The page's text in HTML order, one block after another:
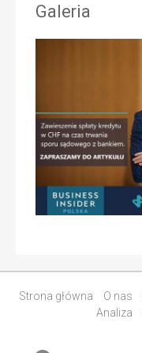
Galeria
Strona główna O nas
Analiza